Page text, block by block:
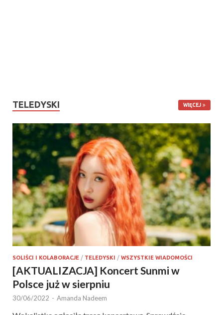
TELEDYSKI WIĘCEJ
SOLIŚCI I KOLABORACJE / TELEDYSKI / WSZYSTKIE WIADOMOŚCI
[AKTUALIZACJA] Koncert Sunmi w
Polsce już w sierpniu
30/06/2022 - Amanda Nadeem